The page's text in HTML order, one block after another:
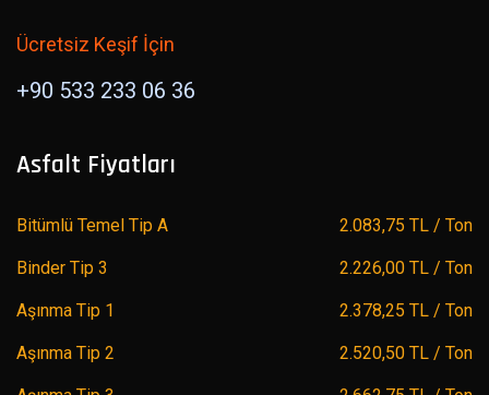
Ücretsiz Keşif İçin
+90 533 233 06 36
Asfalt Fiyatları
Bitümlü Temel Tip A 2.083,75 TL / Ton
Binder Tip 3 2.226,00 TL / Ton
Aşınma Tip 1 2.378,25 TL / Ton
Aşınma Tip 2 2.520,50 TL / Ton